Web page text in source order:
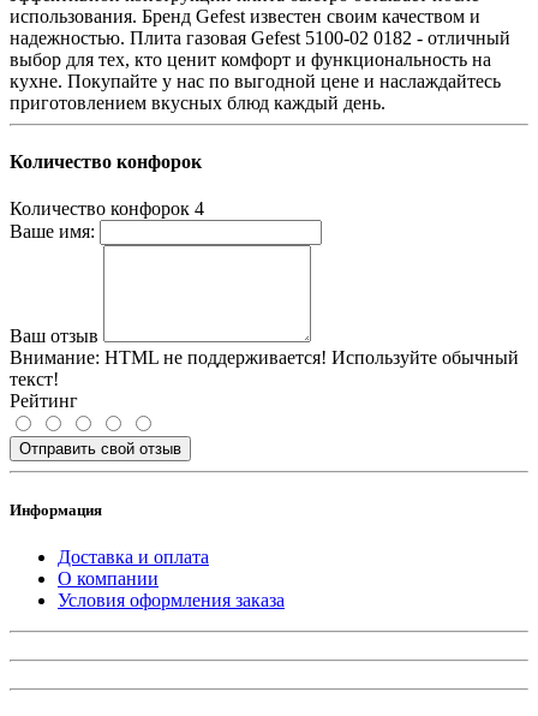
использования. Бренд Gefest известен своим качеством и
надежностью. Плита газовая Gefest 5100-02 0182 - отличный
выбор для тех, кто ценит комфорт и функциональность на
кухне. Покупайте у нас по выгодной цене и наслаждайтесь
приготовлением вкусных блюд каждый день.
Количество конфорок
Количество конфорок 4
Ваше имя:
Ваш отзыв
Внимание: HTML не поддерживается! Используйте обычный
текст!
Рейтинг
Отправить свой отзыв
Информация
Доставка и оплата
О компании
Условия оформления заказа